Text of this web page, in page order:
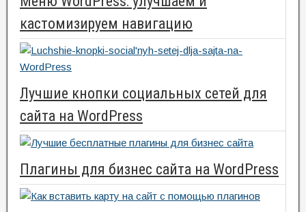
кастомизируем навигацию
Лучшие кнопки социальных сетей для
сайта на WordPress
Плагины для бизнес сайта на WordPress